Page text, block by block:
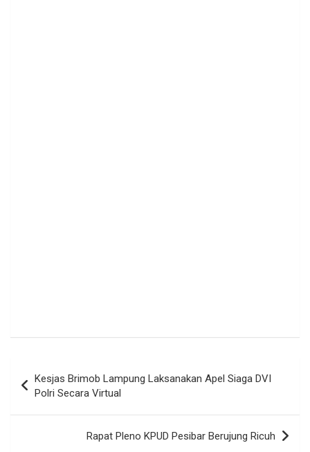
pos
Kesjas Brimob Lampung Laksanakan Apel Siaga DVI
Polri Secara Virtual
Rapat Pleno KPUD Pesibar Berujung Ricuh